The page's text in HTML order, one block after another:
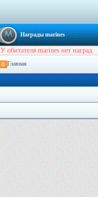
Награды marines
У обитателя marines нет наград
Главная